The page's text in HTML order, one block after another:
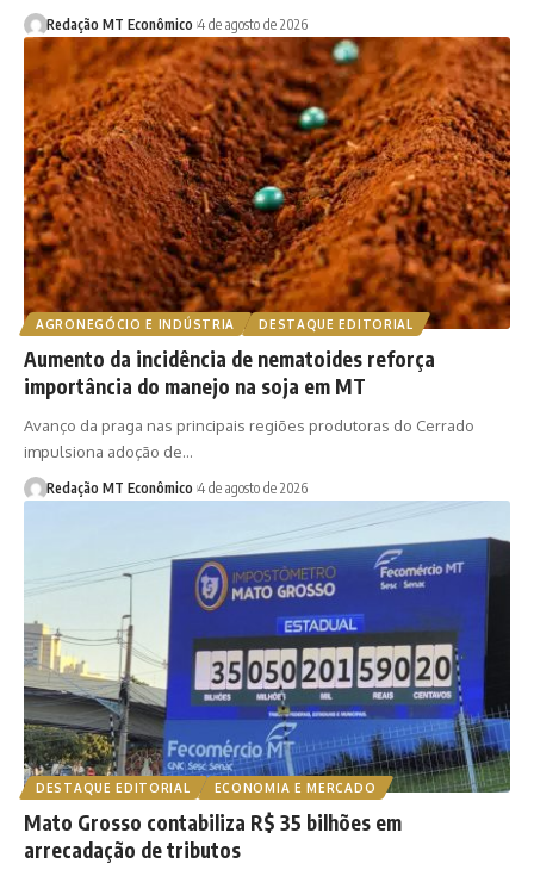
Redação MT Econômico 4 de agosto de 2026
AGRONEGÓCIO E INDÚSTRIA DESTAQUE EDITORIAL
Aumento da incidência de nematoides reforça
importância do manejo na soja em MT
Avanço da praga nas principais regiões produtoras do Cerrado
impulsiona adoção de…
Redação MT Econômico 4 de agosto de 2026
DESTAQUE EDITORIAL ECONOMIA E MERCADO
Mato Grosso contabiliza R$ 35 bilhões em
arrecadação de tributos